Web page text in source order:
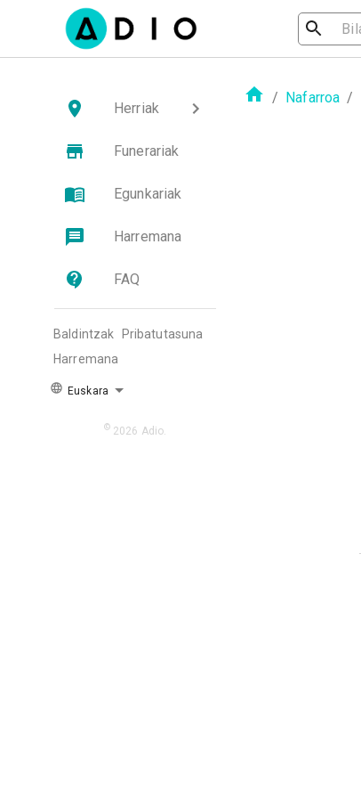
Herriak
Funerariak
Egunkariak
Harremana
FAQ
Baldintzak
Pribatutasuna
Harremana
Euskara
© 2026 Adio.
/ Nafarroa /